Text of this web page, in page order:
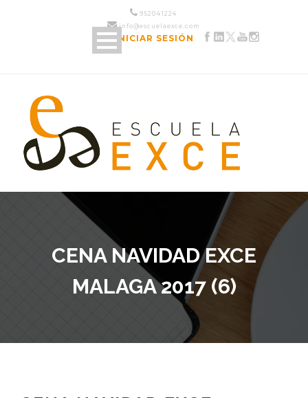
952 04 12 24
info@escuelaexce.com
INICIAR SESIÓN
CENA NAVIDAD EXCE
MALAGA 2017 (6)